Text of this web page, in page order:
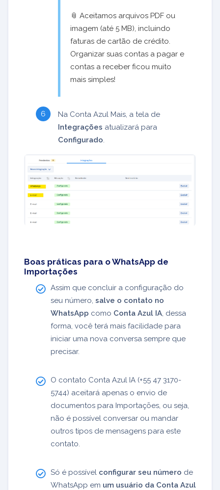
📎 Aceitamos arquivos PDF ou
imagem (até 5 MB), incluindo
faturas de cartão de crédito.
Organizar suas contas a pagar e
contas a receber ficou muito
mais simples!
Na Conta Azul Mais, a tela de
Integrações atualizará para
Configurado
Boas práticas para o WhatsApp de
Importações
Assim que concluir a configuração do
seu número, salve o contato no
WhatsApp como Conta Azul IA, dessa
forma, você terá mais facilidade para
iniciar uma nova conversa sempre que
precisar.
O contato Conta Azul IA (+55 47 3170-
5744) aceitará apenas o envio de
documentos para Importações, ou seja,
não é possível conversar ou mandar
outros tipos de mensagens para este
contato.
Só é possível configurar seu número de
WhatsApp em um usuário da Conta Azul